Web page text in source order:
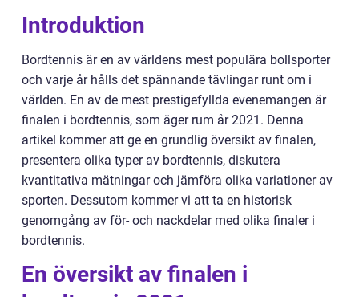
Introduktion
Bordtennis är en av världens mest populära bollsporter
och varje år hålls det spännande tävlingar runt om i
världen. En av de mest prestigefyllda evenemangen är
finalen i bordtennis, som äger rum år 2021. Denna
artikel kommer att ge en grundlig översikt av finalen,
presentera olika typer av bordtennis, diskutera
kvantitativa mätningar och jämföra olika variationer av
sporten. Dessutom kommer vi att ta en historisk
genomgång av för- och nackdelar med olika finaler i
bordtennis.
En översikt av finalen i